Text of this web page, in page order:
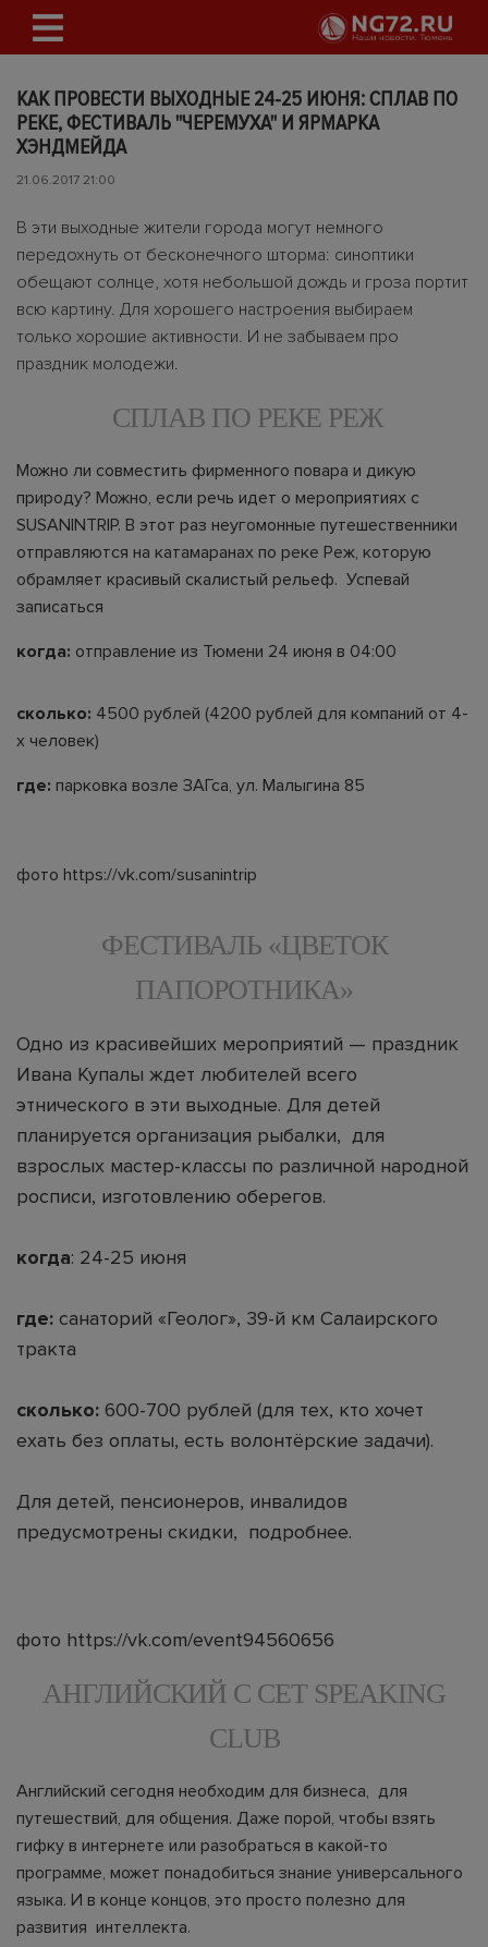
КАК ПРОВЕСТИ ВЫХОДНЫЕ 24-25 ИЮНЯ: СПЛАВ ПО
РЕКЕ, ФЕСТИВАЛЬ "ЧЕРЕМУХА" И ЯРМАРКА
ХЭНДМЕЙДА
21.06.2017 21:00
В эти выходные жители города могут немного
передохнуть от бесконечного шторма: синоптики
обещают солнце, хотя небольшой дождь и гроза портит
всю картину. Для хорошего настроения выбираем
только хорошие активности. И не забываем про
праздник молодежи.
СПЛАВ ПО РЕКЕ РЕЖ
Можно ли совместить фирменного повара и дикую
природу? Можно, если речь идет о мероприятиях с
SUSANINTRIP. В этот раз неугомонные путешественники
отправляются на катамаранах по реке Реж, которую
обрамляет красивый скалистый рельеф. Успевай
записаться
когда: отправление из Тюмени 24 июня в 04:00
сколько: 4500 рублей (4200 рублей для компаний от 4-
х человек)
где: парковка возле ЗАГса, ул. Малыгина 85
фото https://vk.com/susanintrip
ФЕСТИВАЛЬ «ЦВЕТОК
ПАПОРОТНИКА»
Одно из красивейших мероприятий — праздник
Ивана Купалы ждет любителей всего
этнического в эти выходные. Для детей
планируется организация рыбалки, для
взрослых мастер-классы по различной народной
росписи, изготовлению оберегов.
когда: 24-25 июня
где: санаторий «Геолог», 39-й км Салаирского
тракта
сколько: 600-700 рублей (для тех, кто хочет
ехать без оплаты, есть волонтёрские задачи).
Для детей, пенсионеров, инвалидов
предусмотрены скидки, подробнее.
фото https://vk.com/event94560656
АНГЛИЙСКИЙ С CET SPEAKING
CLUB
Английский сегодня необходим для бизнеса, для
путешествий, для общения. Даже порой, чтобы взять
гифку в интернете или разобраться в какой-то
программе, может понадобиться знание универсального
языка. И в конце концов, это просто полезно для
развития интеллекта.